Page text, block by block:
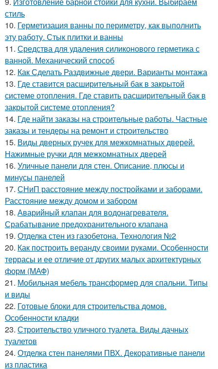
стиль
10. Герметизация ванны по периметру, как выполнить
эту работу. Стык плитки и ванны
11. Средства для удаления силиконового герметика с
ванной. Механический способ
12. Как Сделать Раздвижные двери. Варианты монтажа
13. Где ставится расширительный бак в закрытой
системе отопления. Где ставить расширительный бак в
закрытой системе отопления?
14. Где найти заказы на строительные работы. Частные
заказы и тендеры на ремонт и строительство
15. Виды дверных ручек для межкомнатных дверей.
Нажимные ручки для межкомнатных дверей
16. Уличные панели для стен. Описание, плюсы и
минусы панелей
17. СНиП расстояние между постройками и заборами.
Расстояние между домом и забором
18. Аварийный клапан для водонагревателя.
Срабатывание предохранительного клапана
19. Отделка стен из газобетона. Технология №2
20. Как построить веранду своими руками. Особенности
террасы и ее отличие от других малых архитектурных
форм (МАФ)
21. Мобильная мебель трансформер для спальни. Типы
и виды
22. Готовые блоки для строительства домов.
Особенности кладки
23. Строительство уличного туалета. Виды дачных
туалетов
24. Отделка стен панелями ПВХ. Декоративные панели
из пластика